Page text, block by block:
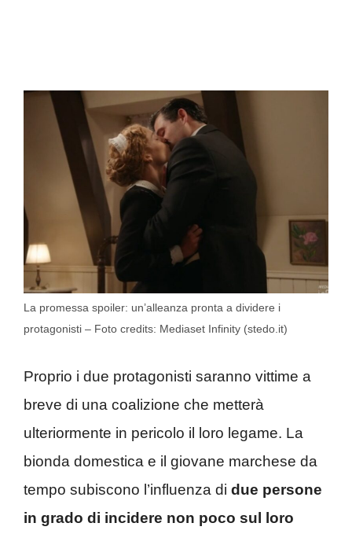
La promessa spoiler: un’alleanza pronta a dividere i
protagonisti – Foto credits: Mediaset Infinity (stedo.it)
Proprio i due protagonisti saranno vittime a
breve di una coalizione che metterà
ulteriormente in pericolo il loro legame. La
bionda domestica e il giovane marchese da
tempo subiscono l’influenza di due persone
in grado di incidere non poco sul loro